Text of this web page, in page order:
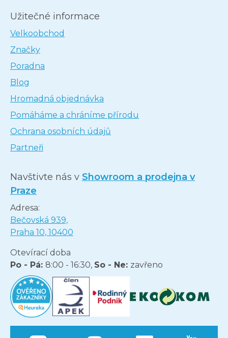
Užitečné informace
Velkoobchod
Značky
Poradna
Blog
Hromadná objednávka
Pomáháme a chráníme přírodu
Ochrana osobních údajů
Partneři
Navštivte nás v Showroom a prodejna v
Praze
Adresa:
Bečovská 939,
Praha 10, 10400
Otevírací doba
Po - Pá: 8:00 - 16:30, So - Ne: zavřeno